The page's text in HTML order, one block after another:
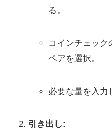
る。
コインチェック
ペアを選択。
必要な量を入力
引き出し: